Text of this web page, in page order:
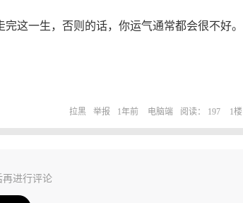
完这一生，否则的话，你运气通常都会很不好。
拉黑 举报 1年前 电脑端 阅读： 197 1楼
再进行评论